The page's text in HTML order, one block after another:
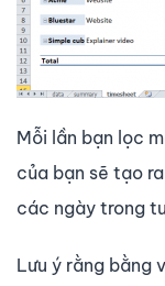
Mỗi lần bạn lọc
của bạn sẽ tạo
các ngày trong
Lưu ý rằng bằng